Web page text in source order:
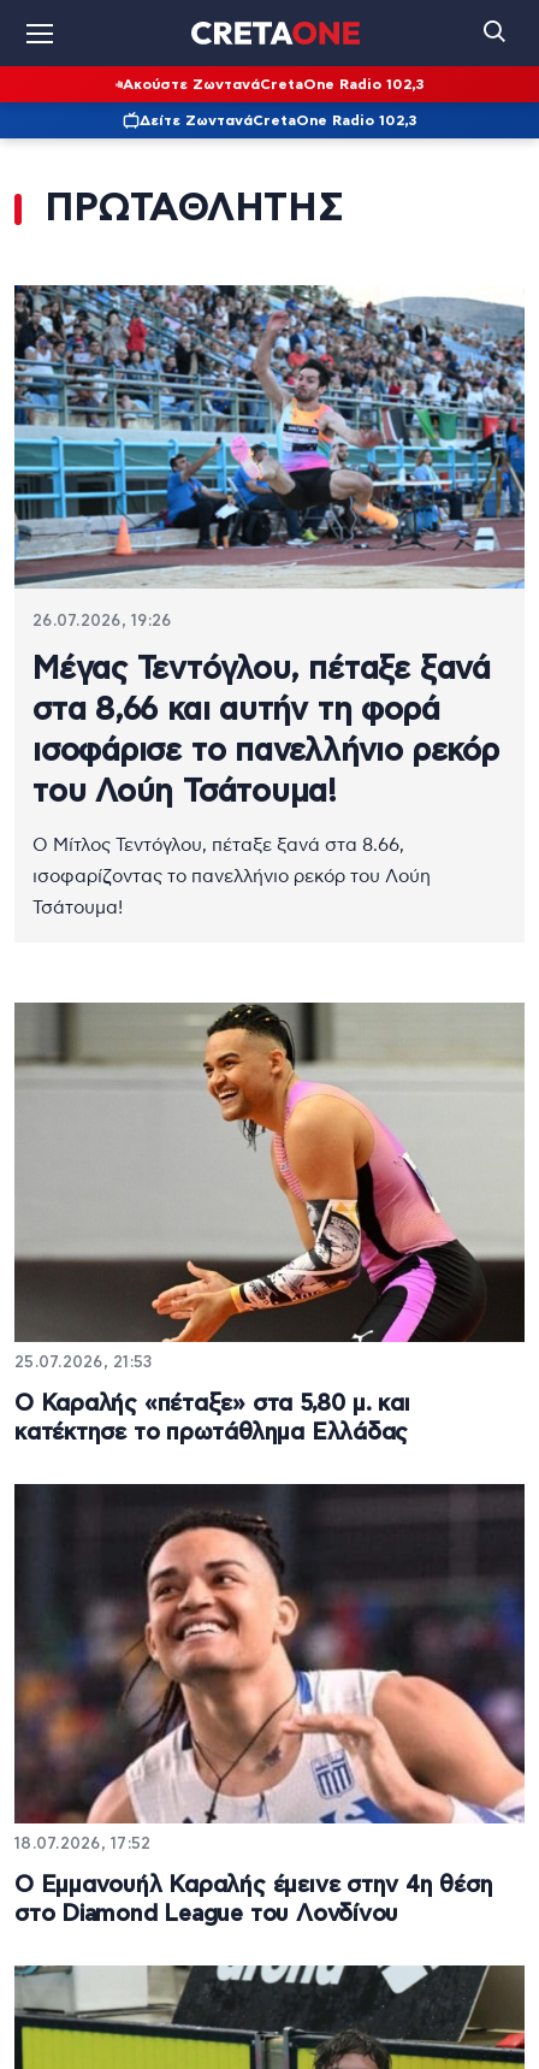
Ακούστε ΖωντανάCretaOne Radio 102,3
Δείτε ΖωντανάCretaOne Radio 102,3
ΠΡΩΤΑΘΛΗΤΗΣ
26.07.2026, 19:26
Mέγας Τεντόγλου, πέταξε ξανά
στα 8,66 και αυτήν τη φορά
ισοφάρισε το πανελλήνιο ρεκόρ
του Λούη Τσάτουμα!
O Mίτλος Τεντόγλου, πέταξε ξανά στα 8.66,
ισοφαρίζοντας το πανελλήνιο ρεκόρ του Λούη
Τσάτουμα!
25.07.2026, 21:53
Ο Καραλής «πέταξε» στα 5,80 μ. και
κατέκτησε το πρωτάθλημα Ελλάδας
18.07.2026, 17:52
Ο Εμμανουήλ Καραλής έμεινε στην 4η θέση
στο Diamond League του Λονδίνου